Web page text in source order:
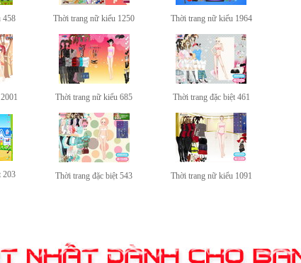
458 Thời trang nữ kiểu 1250 Thời trang nữ kiểu 1964
Thời trang nữ kiểu 685 Thời trang đặc biệt 461
203 Thời trang đặc biệt 543 Thời trang nữ kiểu 1091